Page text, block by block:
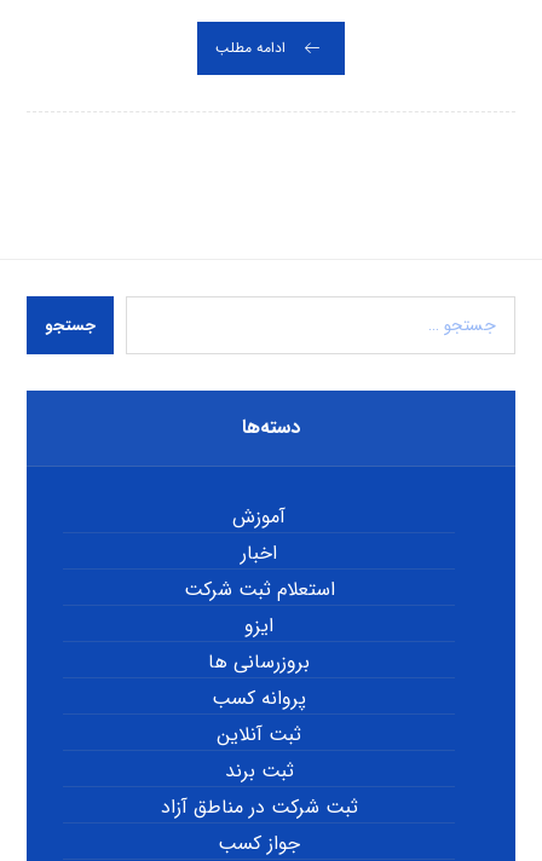
ادامه مطلب
جستجو
دسته‌ها
آموزش
اخبار
استعلام ثبت شرکت
ایزو
بروزرسانی ها
پروانه کسب
ثبت آنلاین
ثبت برند
ثبت شرکت در مناطق آزاد
جواز کسب